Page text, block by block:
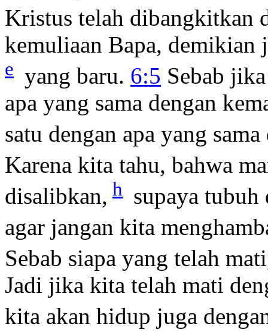
Kristus telah dibangkitkan
kemuliaan Bapa, demikian
e yang baru. 6:5 Sebab
apa yang sama dengan
satu dengan apa yang
Karena kita tahu, bahwa
disalibkan, h supaya tubuh
agar jangan kita
Sebab siapa yang telah
Jadi jika kita telah mati
kita akan hidup juga